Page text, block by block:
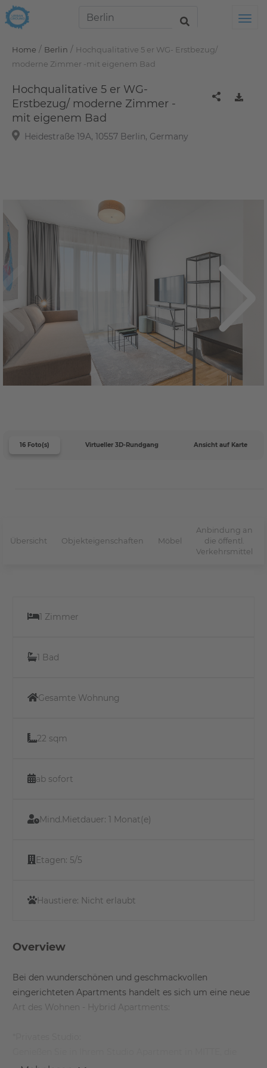
Home / Berlin / Hochqualitative 5 er WG- Erstbezug/
moderne Zimmer -mit eigenem Bad
Hochqualitative 5 er WG-
Erstbezug/ moderne Zimmer -
mit eigenem Bad
Heidestraße 19A, 10557 Berlin, Germany
16 Foto(s) Virtueller 3D-Rundgang Ansicht auf Karte
Übersicht Objekteigenschaften Möbel
Anbindung an
die öffentl.
Verkehrsmittel
1 Zimmer
1 Bad
Gesamte Wohnung
22 sqm
ab sofort
Mind.Mietdauer: 1 Monat(e)
Etagen: 5/5
Haustiere: Nicht erlaubt
Overview
Bei den wunderschönen und geschmackvollen
eingerichteten Apartments handelt es sich um eine neue
Art des Wohnen - Hybrid Apartments: